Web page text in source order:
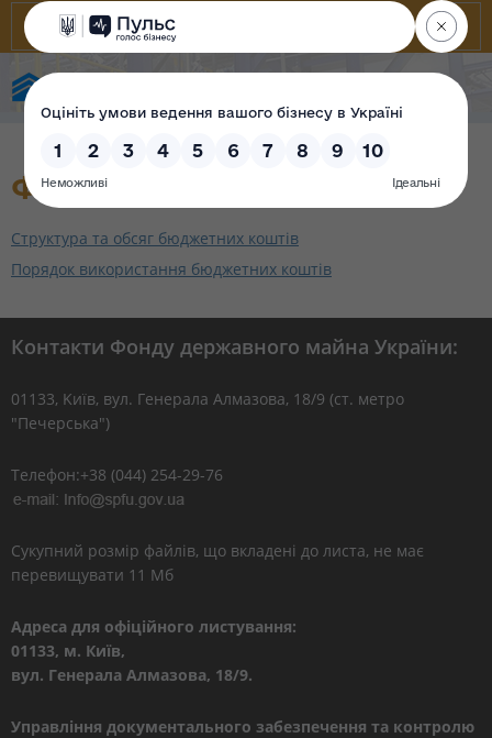
Фінансові ресурси
Структура та обсяг бюджетних коштів
Порядок використання бюджетних коштів
Контакти Фонду державного майна України:
01133, Kиїв, вул. Генерала Алмазова, 18/9 (ст. метро
"Печерська")
Телефон:+38 (044) 254-29-76
Сукупний розмір файлів, що вкладені до листа, не має
перевищувати 11 Мб
Адреса для офіційного листування:
01133, м. Київ,
вул. Генерала Алмазова, 18/9.
Управління документального забезпечення та контролю